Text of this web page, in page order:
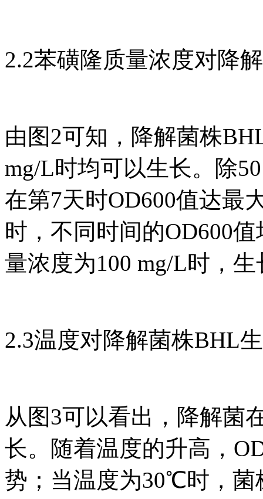
2.2苯磺隆质量浓度对降
由图2可知，降解菌株
mg/L时均可以生长。除
在第7天时OD600值达最
时，不同时间的OD600
量浓度为100 mg/L时，
2.3温度对降解菌株BHL
从图3可以看出，降解菌
长。随着温度的升高，
势；当温度为30℃时，菌